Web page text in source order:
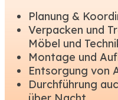
Planung &
Verpacken und
Möbel und
Montage und
Entsorgung von
Durchführung